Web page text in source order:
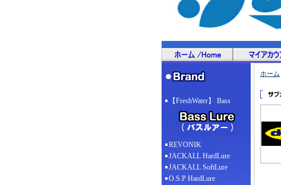
【FreshWater】 Bass
REVONIK
JACKALL HardLure
JACKALL SoftLure
O.S.P HardLure
ホーム